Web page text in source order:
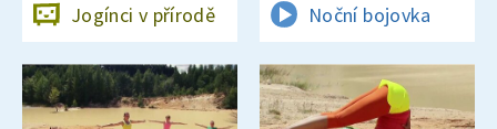
Jogínci v přírodě Noční bojovka